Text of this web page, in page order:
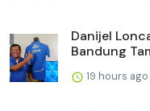
Danijel
Bandung
19 hours ago